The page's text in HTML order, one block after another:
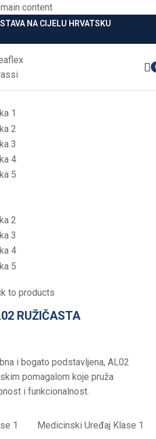
content
NA CIJELU HRVATSKU
to products
RUŽIČASTA
i bogato podstavljena, AL02
pomagalom koje pruža
i funkcionalnost.
Medicinski Uređaj Klase 1